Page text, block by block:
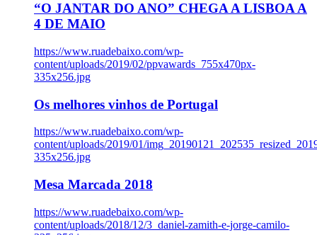
“O JANTAR DO ANO” CHEGA A LISBOA A
4 DE MAIO
https://www.ruadebaixo.com/wp-
content/uploads/2019/02/ppvawards_755x470px-
335x256.jpg
Os melhores vinhos de Portugal
https://www.ruadebaixo.com/wp-
content/uploads/2019/01/
335x256.jpg
Mesa Marcada 2018
https://www.ruadebaixo.com/wp-
content/uploads/2018/12/3_daniel-zamith-e-jorge-camilo-